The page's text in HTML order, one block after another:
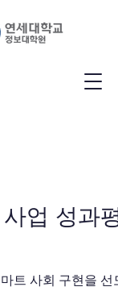
업 성과평
트 사회 구현을 선도